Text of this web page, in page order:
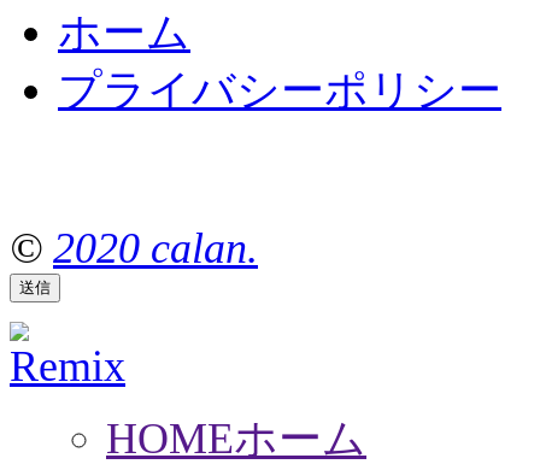
ホーム
プライバシーポリシー
© 2020 calan.
HOMEホーム